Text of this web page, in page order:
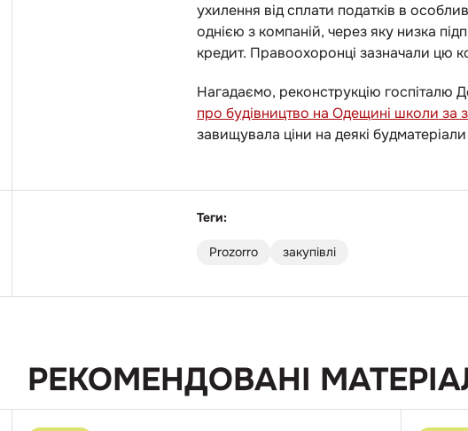
ухилення від сплати податків в
однією з компаній, через яку низка
кредит. Правоохоронці зазначали цю
Нагадаємо, реконструкцію госпіталю
про будівництво на Одещині школи за
завищувала ціни на деякі будматеріали
Теги:
Prozorro закупівлі
РЕКОМЕНДОВАНІ
Перейти
Перейти